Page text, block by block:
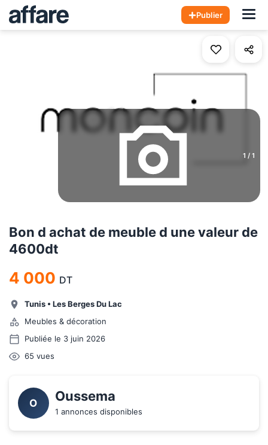
Publier
1 / 1
Bon d achat de meuble d une valeur de
4600dt
4 000 DT
Tunis • Les Berges Du Lac
Meubles & décoration
Publiée le 3 juin 2026
65 vues
O Oussema
1 annonces disponibles